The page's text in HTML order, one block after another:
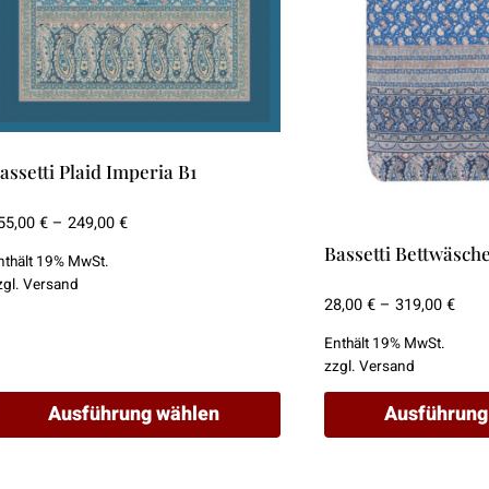
gewählt
werden
gewählt
werden
Plaid Imperia B1
€ – 249,00€Preisspanne:
19% MwSt.
Versand
Ausführung wählen
Bassetti
28,00€ – 319,00€
Enthält 19% MwSt.
zzgl. Versand